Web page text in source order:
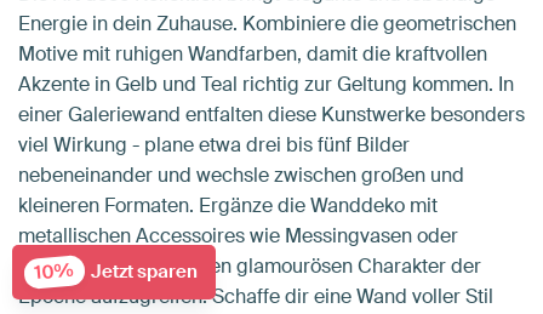
Energie in dein Zuhause. Kombiniere die geometrischen
Motive mit ruhigen Wandfarben, damit die kraftvollen
Akzente in Gelb und Teal richtig zur Geltung kommen. In
einer Galeriewand entfalten diese Kunstwerke besonders
viel Wirkung - plane etwa drei bis fünf Bilder
nebeneinander und wechsle zwischen großen und
kleineren Formaten. Ergänze die Wanddeko mit
metallischen Accessoires wie Messingvasen oder
Kupferleuchten, um den glamourösen Charakter der
Epoche aufzugreifen. Schaffe dir eine Wand voller Stil
10% Jetzt sparen